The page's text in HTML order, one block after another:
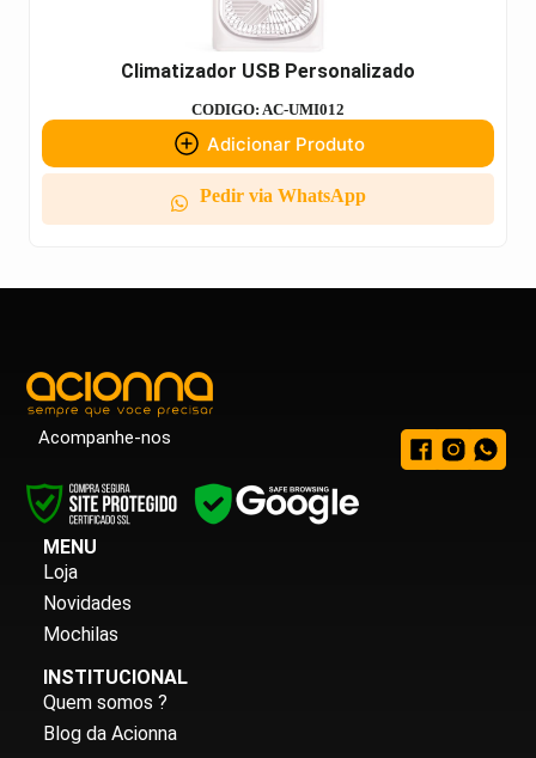
Climatizador USB Personalizado
CODIGO: AC-UMI012
Adicionar Produto
Pedir via WhatsApp
Acompanhe-nos
MENU
Loja
Novidades
Mochilas
INSTITUCIONAL
Quem somos ?
Blog da Acionna